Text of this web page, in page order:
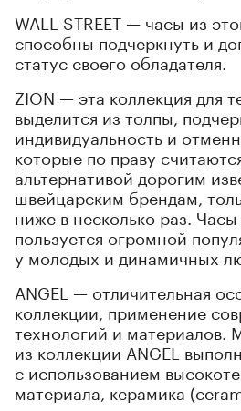
WALL STREET — часы из
способны подчеркнуть и
статус своего обладателя.
ZION — эта коллекция для
выделится из толпы,
индивидуальность и
которые по праву
альтернативой дорогим
швейцарским брендам,
ниже в несколько раз.
пользуется огромной
у молодых и динамичных
ANGEL — отличительная
коллекции, применение
технологий и материалов.
из коллекции ANGEL
с использованием
материала, керамика